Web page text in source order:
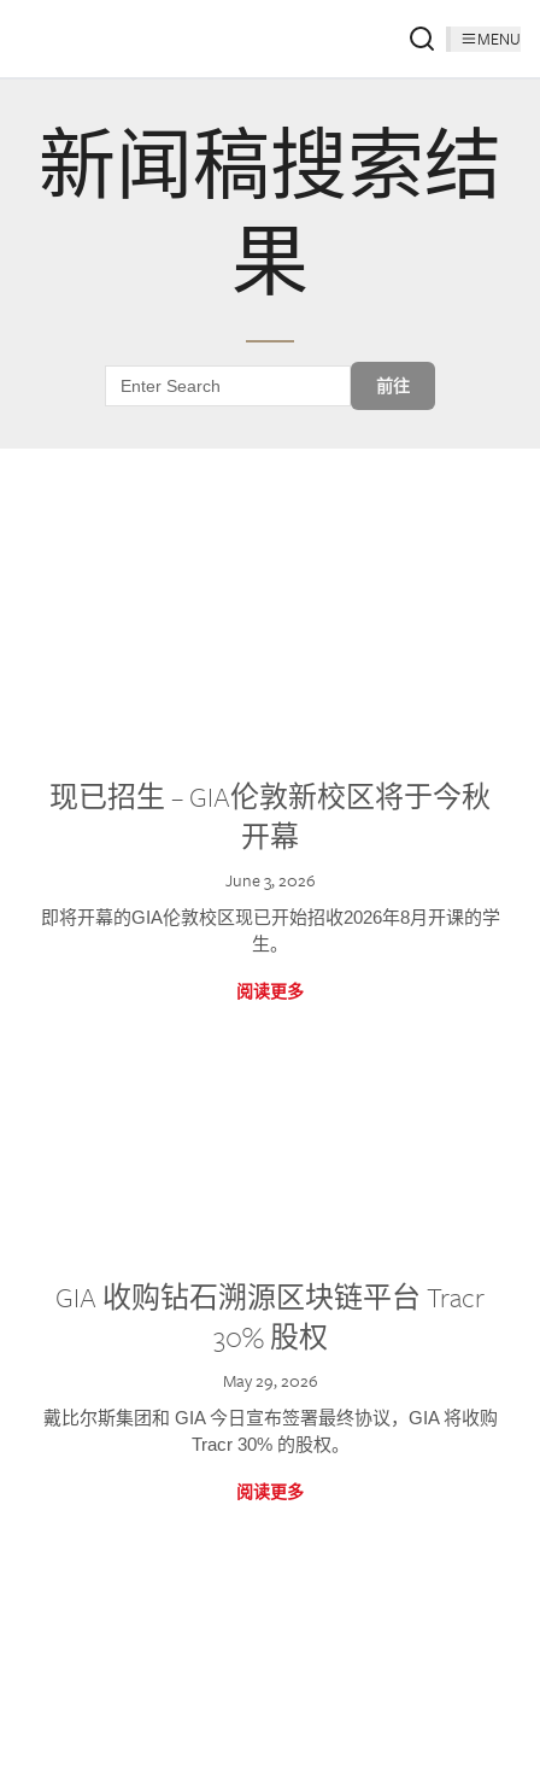
MENU
新闻稿搜索结
果
前往
现已招生 – GIA伦敦新校区将于今秋
开幕
June 3, 2026
即将开幕的GIA伦敦校区现已开始招收2026年8月开课的学
生。
阅读更多
GIA 收购钻石溯源区块链平台 Tracr
30% 股权
May 29, 2026
戴比尔斯集团和 GIA 今日宣布签署最终协议，GIA 将收购
Tracr 30% 的股权。
阅读更多